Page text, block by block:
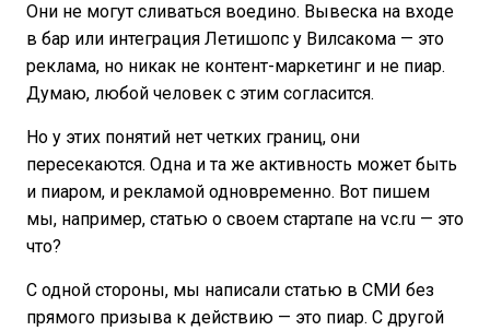
Они не могут сливаться воедино. Вывеска на входе
в бар или интеграция Летишопс у Вилсакома — это
реклама, но никак не контент-маркетинг и не пиар.
Думаю, любой человек с этим согласится.
Но у этих понятий нет четких границ, они
пересекаются. Одна и та же активность может быть
и пиаром, и рекламой одновременно. Вот пишем
мы, например, статью о своем стартапе на vc.ru — это
что?
С одной стороны, мы написали статью в СМИ без
прямого призыва к действию — это пиар. С другой